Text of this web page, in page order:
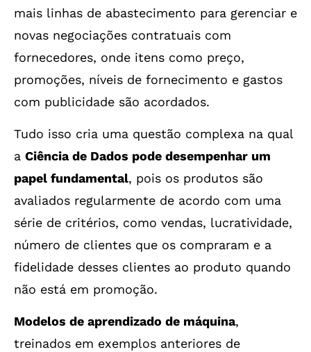
mais linhas de abastecimento para gerenciar e
novas negociações contratuais com
fornecedores, onde itens como preço,
promoções, níveis de fornecimento e gastos
com publicidade são acordados.
Tudo isso cria uma questão complexa na qual
a Ciência de Dados pode desempenhar um
papel fundamental, pois os produtos são
avaliados regularmente de acordo com uma
série de critérios, como vendas, lucratividade,
número de clientes que os compraram e a
fidelidade desses clientes ao produto quando
não está em promoção.
Modelos de aprendizado de máquina,
treinados em exemplos anteriores de